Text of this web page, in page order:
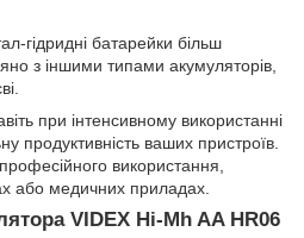
гідридні батарейки більш
з іншими типами акумуляторів,
при інтенсивному використанні
продуктивність ваших пристроїв.
використання,
або медичних приладах.
VIDEX Hi-Mh AA HR06